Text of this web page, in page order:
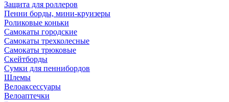
Защита для роллеров
Пенни борды, мини-круизеры
Роликовые коньки
Самокаты городские
Самокаты трехколесные
Самокаты трюковые
Скейтборды
Сумки для пеннибордов
Шлемы
Велоаксессуары
Велоаптечки